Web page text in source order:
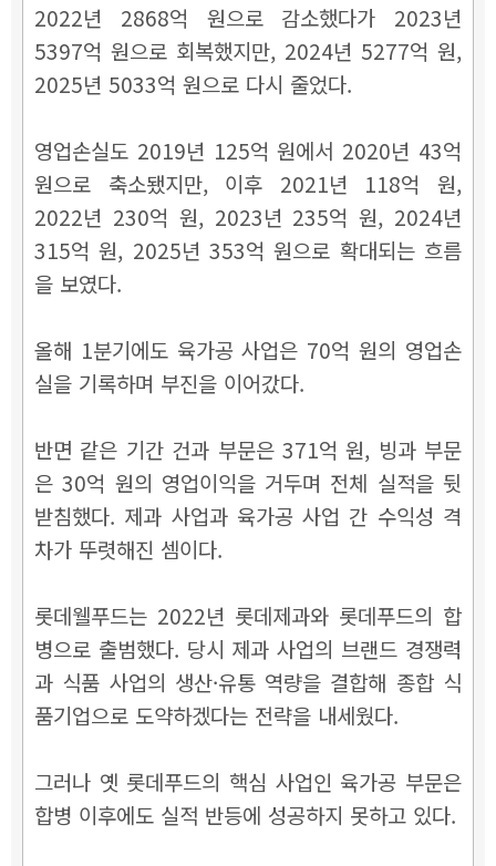
2022년 2868억 원으로 감소했다가 2023년
5397억 원으로 회복했지만, 2024년 5277억 원,
2025년 5033억 원으로 다시 줄었다.
영업손실도 2019년 125억 원에서 2020년 43억
원으로 축소됐지만, 이후 2021년 118억 원,
2022년 230억 원, 2023년 235억 원, 2024년
315억 원, 2025년 353억 원으로 확대되는 흐름
을 보였다.
올해 1분기에도 육가공 사업은 70억 원의 영업손
실을 기록하며 부진을 이어갔다.
반면 같은 기간 건과 부문은 371억 원, 빙과 부문
은 30억 원의 영업이익을 거두며 전체 실적을 뒷
받침했다. 제과 사업과 육가공 사업 간 수익성 격
차가 뚜렷해진 셈이다.
롯데웰푸드는 2022년 롯데제과와 롯데푸드의 합
병으로 출범했다. 당시 제과 사업의 브랜드 경쟁력
과 식품 사업의 생산·유통 역량을 결합해 종합 식
품기업으로 도약하겠다는 전략을 내세웠다.
그러나 옛 롯데푸드의 핵심 사업인 육가공 부문은
합병 이후에도 실적 반등에 성공하지 못하고 있다.